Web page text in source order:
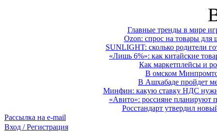
Главные тренды в мире
Ozon: спрос на товары для
SUNLIGHT: сколько родители
«Лишь 6%»: как китайские
Как маркетплейсы и
В омском
В Ашхабаде пройдет
Минфин: какую ставку НДС
«Авито»: россияне планируют
Росстандарт утвердил
Рассылка на e-mail
Вход / Регистрация